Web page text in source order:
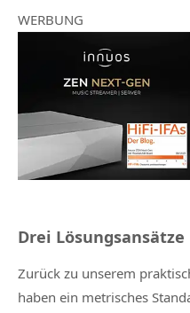
WERBUNG
Drei Lösungsansätze
Zurück zu unserem
haben ein metrisches